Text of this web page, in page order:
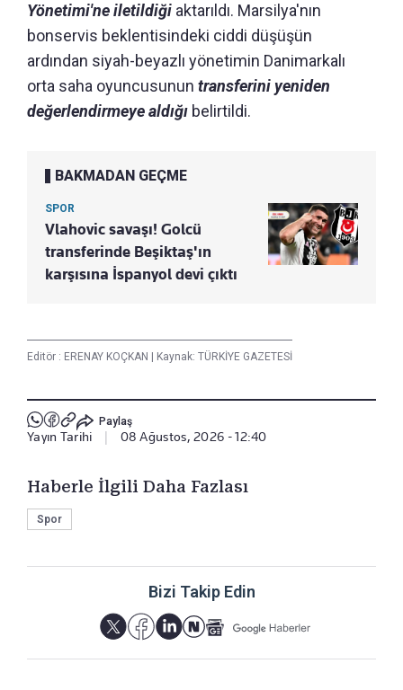
Yönetimi'ne iletildiği aktarıldı. Marsilya'nın
bonservis beklentisindeki ciddi düşüşün
ardından siyah-beyazlı yönetimin Danimarkalı
orta saha oyuncusunun transferini yeniden
değerlendirmeye aldığı belirtildi.
BAKMADAN GEÇME
SPOR
Vlahovic savaşı! Golcü
transferinde Beşiktaş'ın
karşısına İspanyol devi çıktı
Editör : ERENAY KOÇKAN Kaynak: TÜRKİYE GAZETESİ
Paylaş
Yayın Tarihi 08 Ağustos, 2026 - 12:40
Haberle İlgili Daha Fazlası
Spor
Bizi Takip Edin